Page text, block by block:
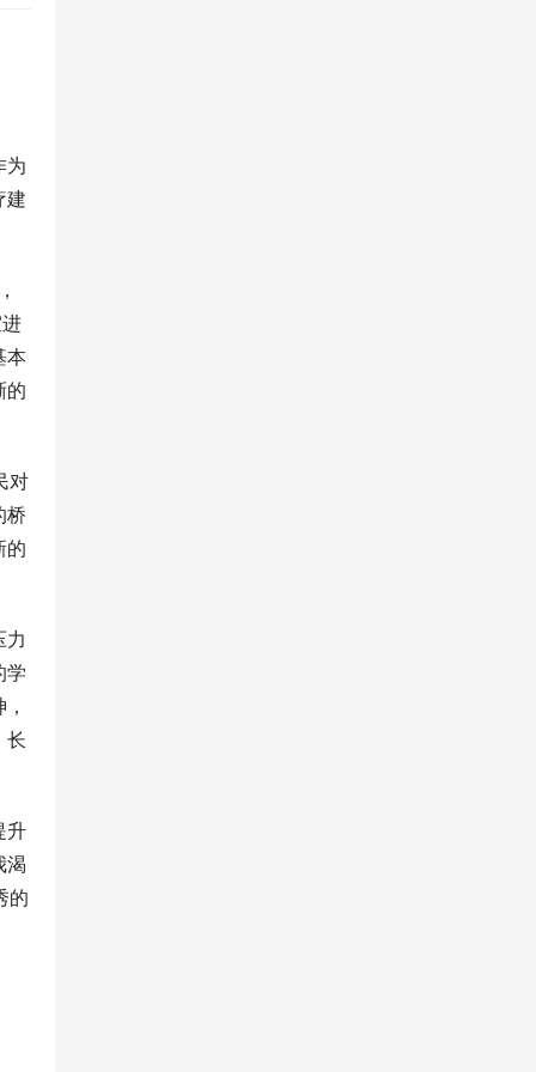
为
建
本
的
对
桥
的
力
学
长
升
渴
的